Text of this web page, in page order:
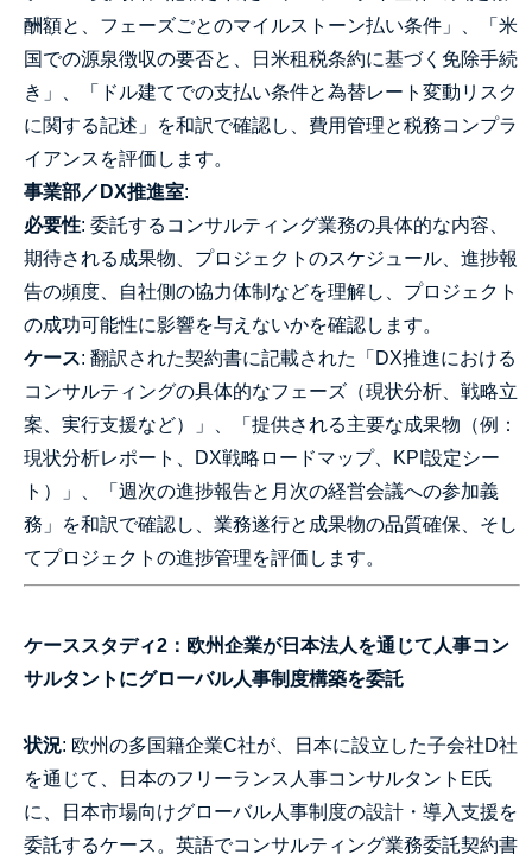
酬額と、フェーズごとのマイルストーン払い条件」、「米
国での源泉徴収の要否と、日米租税条約に基づく免除手続
き」、「ドル建てでの支払い条件と為替レート変動リスク
に関する記述」を和訳で確認し、費用管理と税務コンプラ
イアンスを評価します。
事業部／DX推進室:
必要性: 委託するコンサルティング業務の具体的な内容、
期待される成果物、プロジェクトのスケジュール、進捗報
告の頻度、自社側の協力体制などを理解し、プロジェクト
の成功可能性に影響を与えないかを確認します。
ケース: 翻訳された契約書に記載された「DX推進における
コンサルティングの具体的なフェーズ（現状分析、戦略立
案、実行支援など）」、「提供される主要な成果物（例：
現状分析レポート、DX戦略ロードマップ、KPI設定シー
ト）」、「週次の進捗報告と月次の経営会議への参加義
務」を和訳で確認し、業務遂行と成果物の品質確保、そし
てプロジェクトの進捗管理を評価します。
ケーススタディ2：欧州企業が日本法人を通じて人事コン
サルタントにグローバル人事制度構築を委託
状況: 欧州の多国籍企業C社が、日本に設立した子会社D社
を通じて、日本のフリーランス人事コンサルタントE氏
に、日本市場向けグローバル人事制度の設計・導入支援を
委託するケース。英語でコンサルティング業務委託契約書